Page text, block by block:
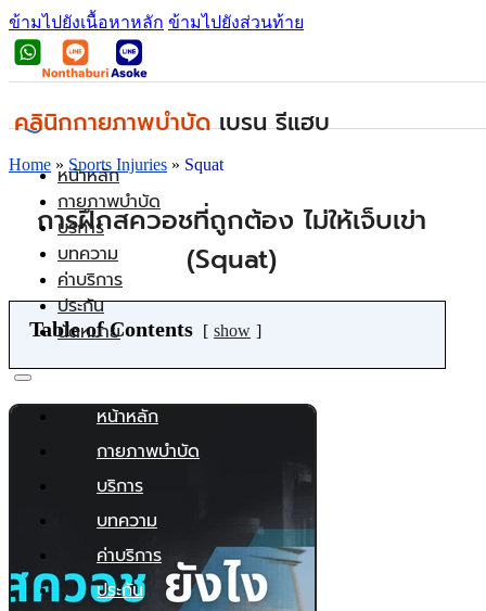
ข้ามไปยังเนื้อหาหลัก ข้ามไปยังส่วนท้าย
คลินิกกายภาพบำบัดเบรน รีแฮบ
หน้าหลัก
กายภาพบำบัด
บริการ
บทความ
ค่าบริการ
ประกัน
นัดหมาย
หน้าหลัก
กายภาพบำบัด
บริการ
บทความ
ค่าบริการ
ประกัน
Home » Sports Injuries » Squat
การฝึกสควอชที่ถูกต้อง ไม่ให้เจ็บเข่า
(Squat)
Table of Contents show